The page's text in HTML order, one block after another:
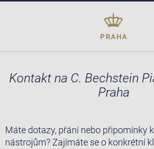
PRAHA
Kontakt na C. Bechstein
Praha
Máte dotazy, přání nebo připomínky
nástrojům? Zajímáte se o konkrétní